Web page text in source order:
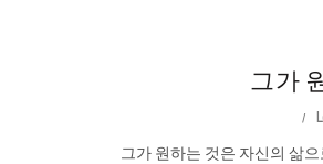
그가
그가 원하는 것은 자신의 삶